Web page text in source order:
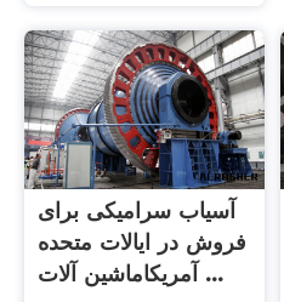
آسیاب سرامیکی برای
فروش در ایالات متحده
آمریکاماشین آلات ...